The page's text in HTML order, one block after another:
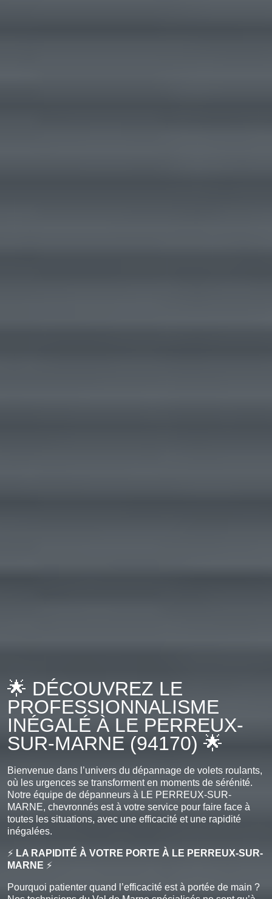
🌟 DÉCOUVREZ LE
PROFESSIONNALISME
INÉGALÉ À LE PERREUX-
SUR-MARNE (94170) 🌟
Bienvenue dans l’univers du dépannage de volets roulants,
où les urgences se transforment en moments de sérénité.
Notre équipe de dépanneurs à LE PERREUX-SUR-
MARNE, chevronnés est à votre service pour faire face à
toutes les situations, avec une efficacité et une rapidité
inégalées.
⚡ LA RAPIDITÉ À VOTRE PORTE À LE PERREUX-SUR-
MARNE ⚡
Pourquoi patienter quand l’efficacité est à portée de main ?